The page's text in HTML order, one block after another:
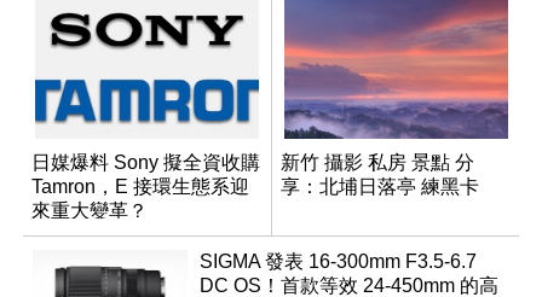
日媒爆料 Sony 擬全資收購
Tamron，E 接環生態系迎
來重大變革？
新竹 攝影 私房 景點 分
享：北埔日落亭 練黑卡
SIGMA 發表 16-300mm F3.5-6.7
DC OS！首款等效 24-450mm 的高